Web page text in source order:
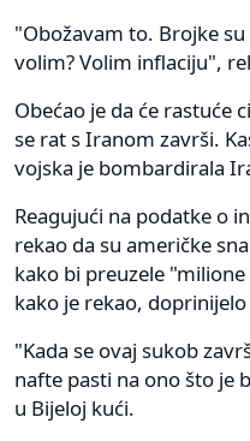
"Obožavam to. Brojke
volim? Volim inflaciju",
Obećao je da će rastuće
se rat s Iranom završi.
vojska je bombardirala
Reagujući na podatke o
rekao da su američke
kako bi preuzele
kako je rekao,
"Kada se ovaj sukob
nafte pasti na ono što je
u Bijeloj kući.